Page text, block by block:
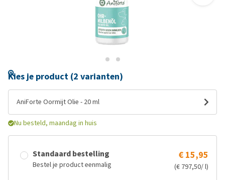
Kies je product (2 varianten)
AniForte Oormijt Olie - 20 ml
Nu besteld, maandag in huis
Standaard bestelling
Bestel je product eenmalig
€ 15,95
(€ 797,50/ l)